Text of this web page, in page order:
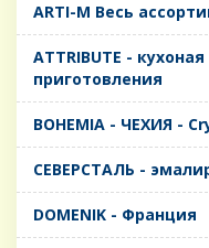
ARTI-M Весь
ATTRIBUTE -
приготовления
BOHEMIA - ЧЕХИЯ -
CЕВЕРСТАЛЬ -
DOMENIK - Франция